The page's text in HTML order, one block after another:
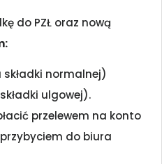
do PZŁ oraz nową
normalnej)
ulgowej).
przelewem na konto
przybyciem do biura